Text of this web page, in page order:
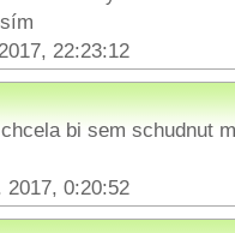
22:23:12
bi sem schudnut
2017, 0:20:52